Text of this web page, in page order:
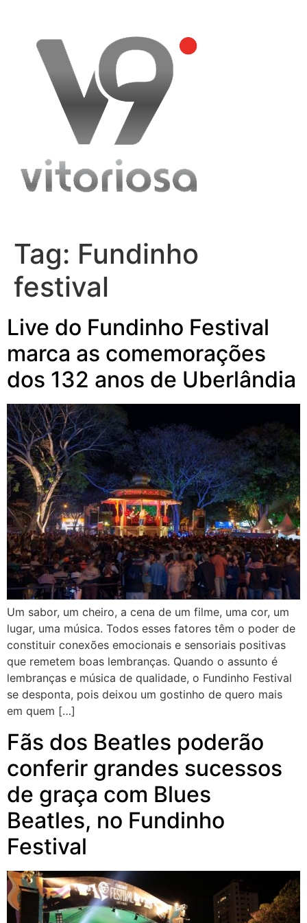
content
Tag: Fundinho
festival
Live do Fundinho Festival
marca as comemorações
dos 132 anos de Uberlândia
Um sabor, um cheiro, a cena de um filme, uma cor, um
lugar, uma música. Todos esses fatores têm o poder de
constituir conexões emocionais e sensoriais positivas
que remetem boas lembranças. Quando o assunto é
lembranças e música de qualidade, o Fundinho Festival
se desponta, pois deixou um gostinho de quero mais
em quem […]
Fãs dos Beatles poderão
conferir grandes sucessos
de graça com Blues
Beatles, no Fundinho
Festival